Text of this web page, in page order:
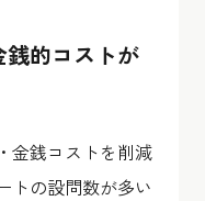
的コストが
金銭コストを削減
トの設問数が多い